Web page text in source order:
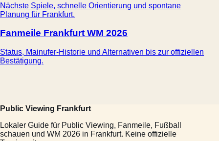
Nächste Spiele, schnelle Orientierung und spontane
Planung für Frankfurt.
Fanmeile Frankfurt WM 2026
Status, Mainufer-Historie und Alternativen bis zur offiziellen
Bestätigung.
Public Viewing Frankfurt
Lokaler Guide für Public Viewing, Fanmeile, Fußball
schauen und WM 2026 in Frankfurt. Keine offizielle